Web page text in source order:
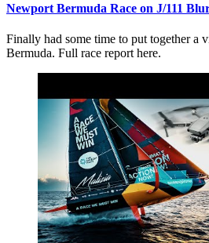
Newport Bermuda Race on J/111
Finally had some time to put together a
Bermuda. Full race report here.